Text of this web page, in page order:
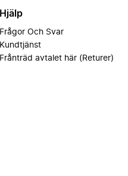
Hjälp
Frågor Och Svar
Kundtjänst
Frånträd avtalet här (Returer)